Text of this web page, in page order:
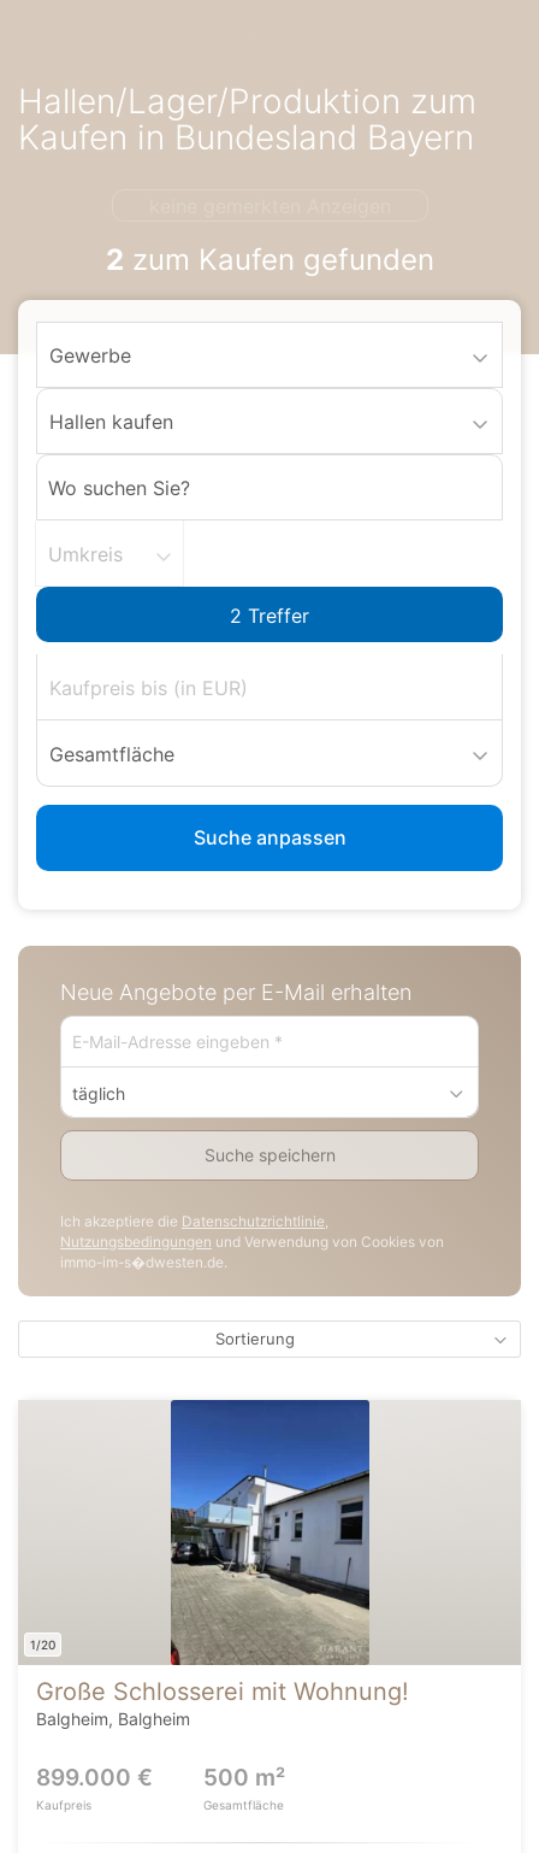
zur
Navigation
zum
Hallen/Lager/Produktion zum
Kaufen in Bundesland Bayern
2 zum Kaufen gefunden
Gewerbe
Hallen kaufen
Umkreis
Gesamtfläche
Suche anpassen
Neue Angebote per E-Mail erhalten
täglich
Suche speichern
Ich akzeptiere die Datenschutzrichtlinie,
Nutzungsbedingungen und Verwendung von Cookies von
immo-im-s�dwesten.de.
Sortierung
1/20
Große Schlosserei mit Wohnung!
Balgheim, Balgheim
899.000 €
Kaufpreis
500 m²
Gesamtfläche